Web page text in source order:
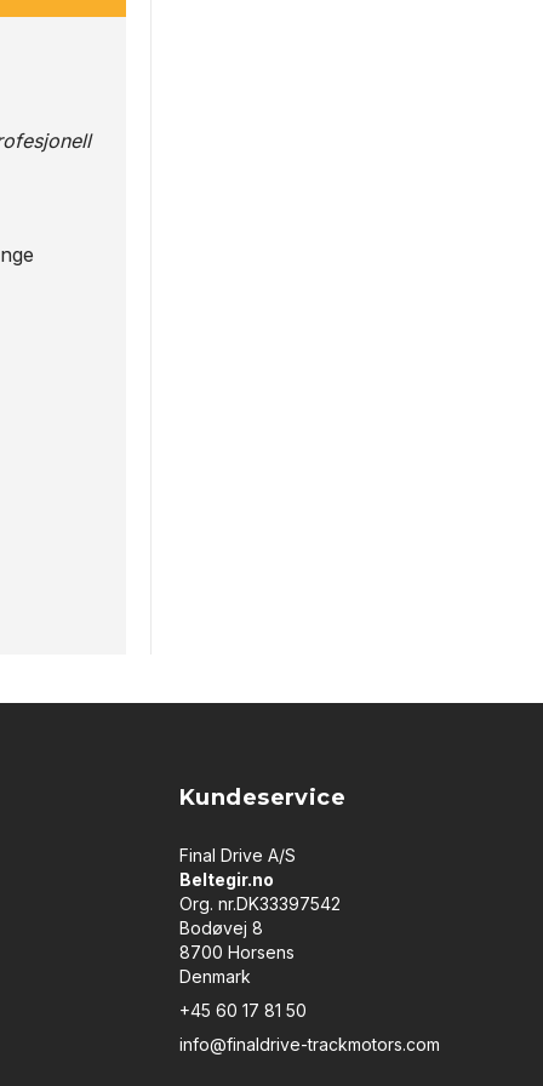
Kundeservice
Final Drive A/S
Beltegir.no
Org. nr.DK33397542
Bodøvej 8
8700 Horsens
Denmark
+45 60 17 81 50
info@finaldrive-trackmotors.com